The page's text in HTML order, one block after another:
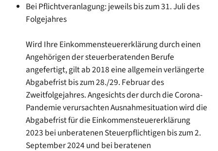
Bei Pflichtveranlagung: jeweils bis zum 31. Juli des
Folgejahres
Wird Ihre Einkommensteuererklärung durch einen
Angehörigen der steuerberatenden Berufe
angefertigt, gilt ab 2018 eine allgemein verlängerte
Abgabefrist bis zum 28./29. Februar des
Zweitfolgejahres. Angesichts der durch die Corona-
Pandemie verursachten Ausnahmesituation wird die
Abgabefrist für die Einkommensteuererklärung
2023 bei unberatenen Steuerpflichtigen bis zum 2.
September 2024 und bei beratenen